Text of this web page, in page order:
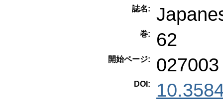
誌名:
巻: 62
開始ページ: 027003
DOI: